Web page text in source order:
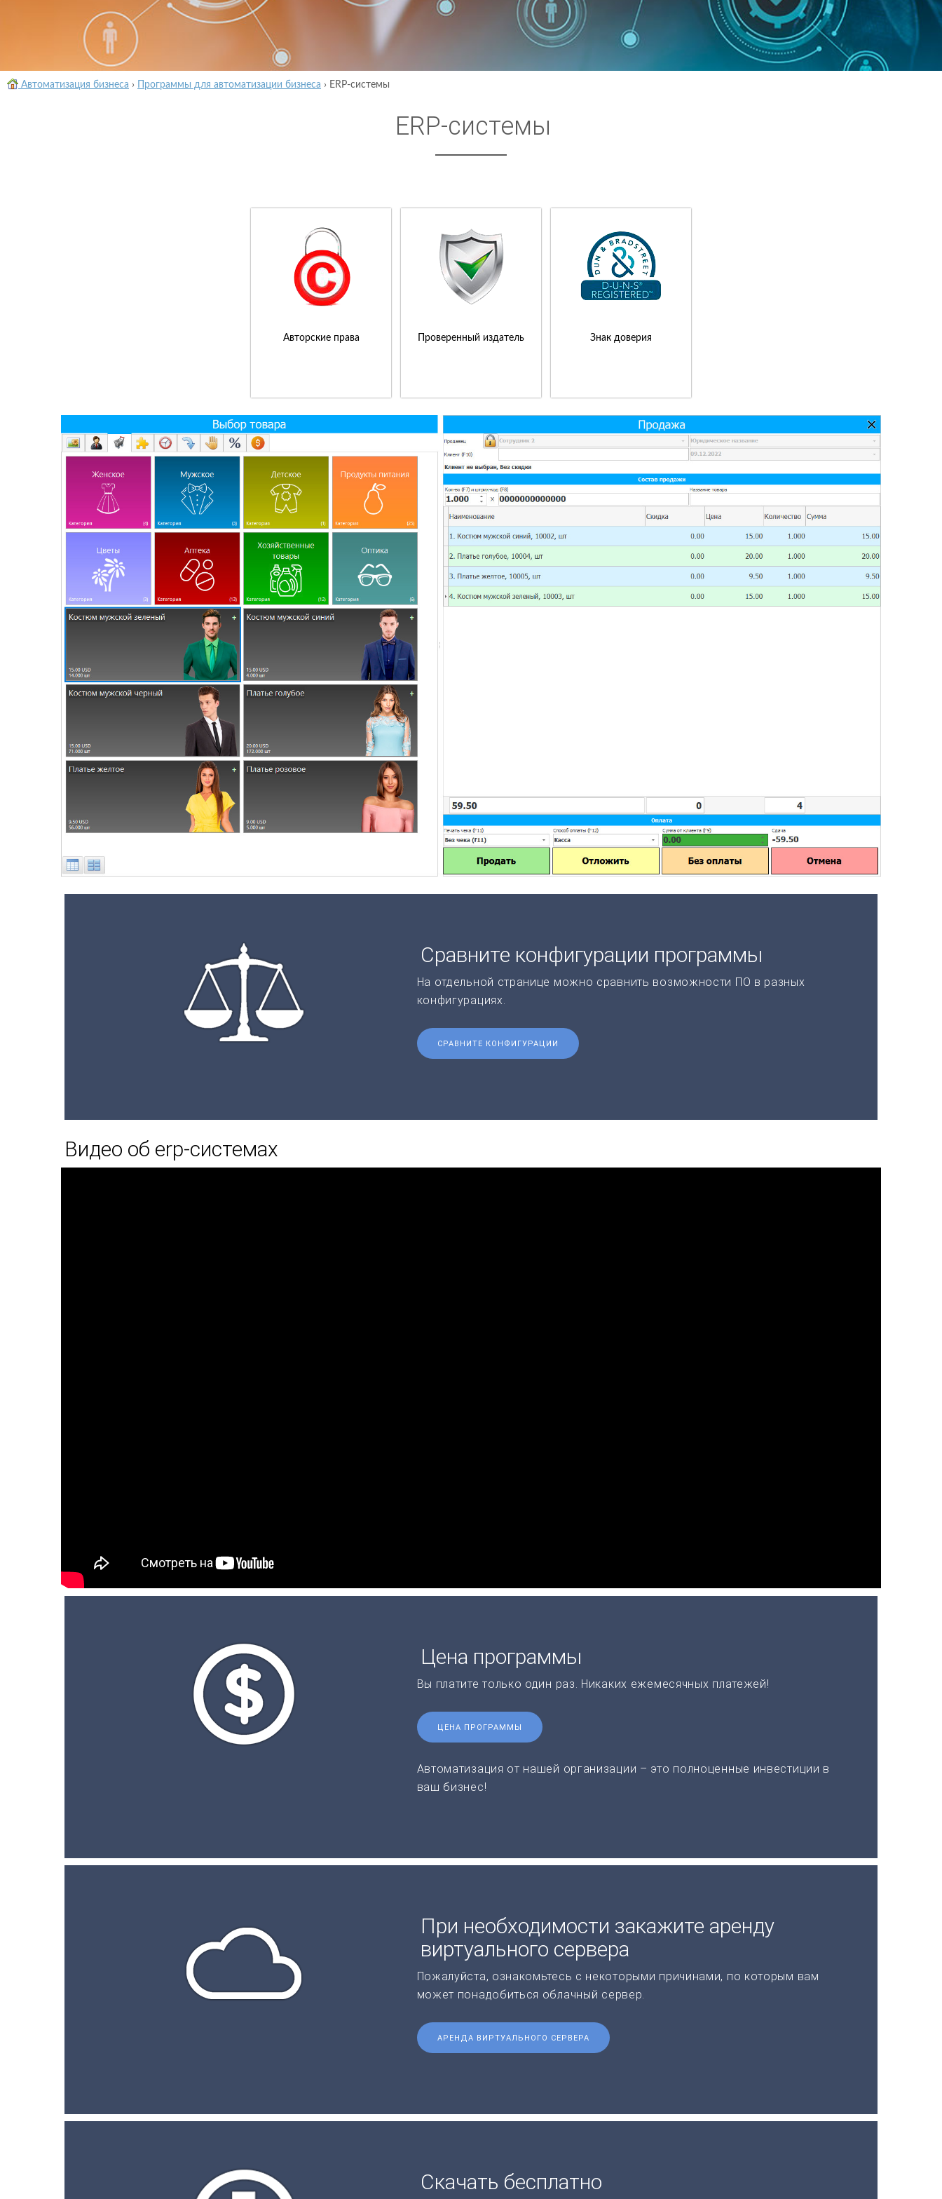
Автоматизация бизнеса › Программы для автоматизации бизнеса › ERP-системы
ERP-системы
Авторские права Проверенный издатель Знак доверия
Сравните конфигурации программы
На отдельной странице можно сравнить возможности ПО в разных
конфигурациях.
СРАВНИТЕ КОНФИГУРАЦИИ
Видео об erp-системах
Цена программы
Вы платите только один раз. Никаких ежемесячных платежей!
ЦЕНА ПРОГРАММЫ
Автоматизация от нашей организации – это полноценные инвестиции в
ваш бизнес!
При необходимости закажите аренду
виртуального сервера
Пожалуйста, ознакомьтесь с некоторыми причинами, по которым вам
может понадобиться облачный сервер.
АРЕНДА ВИРТУАЛЬНОГО СЕРВЕРА
Скачать бесплатно